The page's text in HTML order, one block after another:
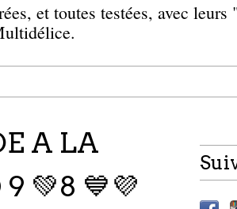
et toutes testées, avec
A LA
💚8 💙💜